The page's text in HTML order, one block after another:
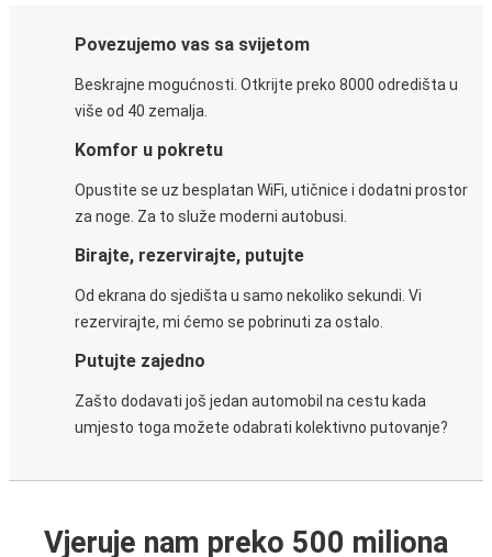
Povezujemo vas sa svijetom
Beskrajne mogućnosti. Otkrijte preko 8000 odredišta u
više od 40 zemalja.
Komfor u pokretu
Opustite se uz besplatan WiFi, utičnice i dodatni prostor
za noge. Za to služe moderni autobusi.
Birajte, rezervirajte, putujte
Od ekrana do sjedišta u samo nekoliko sekundi. Vi
rezervirajte, mi ćemo se pobrinuti za ostalo.
Putujte zajedno
Zašto dodavati još jedan automobil na cestu kada
umjesto toga možete odabrati kolektivno putovanje?
Vjeruje nam preko 500 miliona